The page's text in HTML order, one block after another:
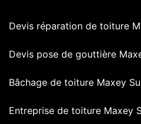
Devis réparation de toiture
Devis pose de gouttière
Bâchage de toiture Maxey
Entreprise de toiture Maxey